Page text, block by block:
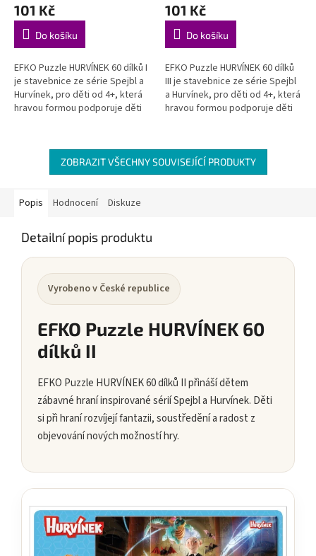
101 Kč
Do košíku
EFKO Puzzle HURVÍNEK 60 dílků I
je stavebnice ze série Spejbl a
Hurvínek, pro děti od 4+, která
hravou formou podporuje děti
101 Kč
Do košíku
EFKO Puzzle HURVÍNEK 60 dílků
III je stavebnice ze série Spejbl
a Hurvínek, pro děti od 4+, která
hravou formou podporuje děti
ZOBRAZIT VŠECHNY SOUVISEJÍCÍ PRODUKTY
Popis Hodnocení Diskuze
Detailní popis produktu
Vyrobeno v České republice
EFKO Puzzle HURVÍNEK 60
dílků II
EFKO Puzzle HURVÍNEK 60 dílků II přináší dětem
zábavné hraní inspirované sérií Spejbl a Hurvínek. Děti
si při hraní rozvíjejí fantazii, soustředění a radost z
objevování nových možností hry.